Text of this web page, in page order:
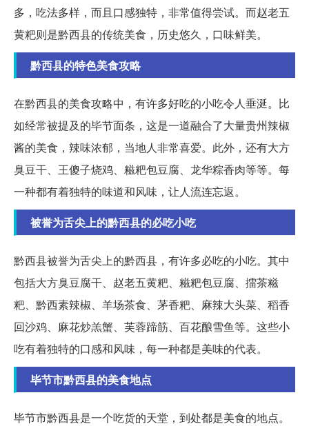
多，吃法多样，而且口感独特，非常值得尝试。而赵老五
黄粑则是黔西县的传统美食，历史悠久，口味鲜美。
黔西县的特色美食攻略
在黔西县的美食攻略中，有许多好吃的小吃令人垂涎。比
如经常被提及的毕节面条，这是一道融合了大量贵州辣椒
酱的美食，辣味浓郁，当地人非常喜爱。此外，还有大方
臭豆干、王傻子烧鸡、糍粑包豆腐、龙华粽香肉等等。每
一种都有着独特的味道和风味，让人流连忘返。
被誉为舌尖上的黔西县的必吃小吃
黔西县被誉为舌尖上的黔西县，有许多必吃的小吃。其中
包括大方臭豆腐干、赵老五黄粑、糍粑包豆腐、擂茶糍
粑、黔西素辣椒、羊场茶食、茅香粑、麻辣大头菜、稻香
回沙鸡、麻花炒羔蟹、芙蓉蹄筋、百花酿雪鱼等。这些小
吃有着独特的口感和风味，每一种都是美味的代表。
毕节市黔西县的美食地点
毕节市黔西县是一个吃货的天堂，到处都是美食的地点。